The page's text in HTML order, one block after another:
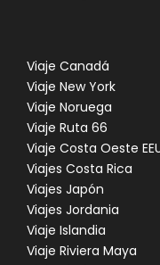
El río Little Susitna,
Hatcher Pass Road,
contemplar una
Los edificios
rodean se
Historical Park en
construidas a fines
de la de 1940
ruta hasta visualizar
Viaje Canadá
Viaje New York
Viaje Noruega
Viaje Ruta 66
Viaje Costa Oeste
Viajes Costa Rica
Viajes Japón
Viajes Jordania
Viaje Islandia
Viaje Riviera Maya